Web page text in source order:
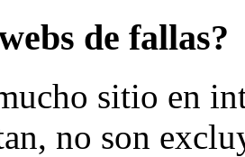
de fallas?
sitio en
no son